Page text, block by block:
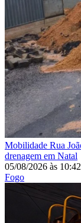
Mobilidade Rua
drenagem em Natal
05/08/2026 às 10:42
Fogo